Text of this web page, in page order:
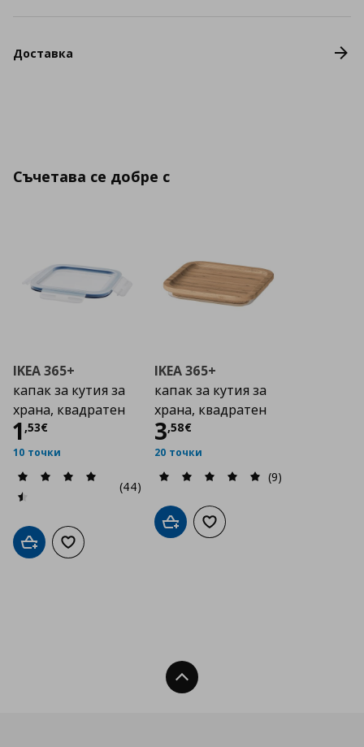
Доставка
Съчетава се добре с
IKEA 365+
капак за кутия за
храна, квадратен
1 ,53€
Цена
10 точки
(44)
Добави в кошницата
Добави към списъка с любими
IKEA 365+
капак за кутия за
храна, квадратен
3,58€
Цена
20 точки
(9)
Добави в кошницата
Добави към списъка с
Нагоре